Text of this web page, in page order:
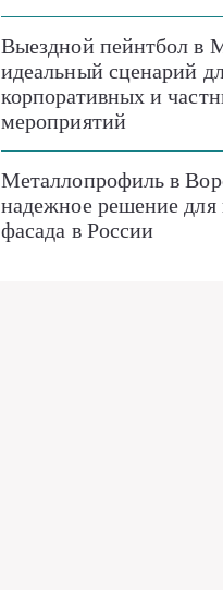
Выездной пейнтбол в
идеальный сценарий
корпоративных и
мероприятий
Металлопрофиль в
надежное решение для
фасада в России